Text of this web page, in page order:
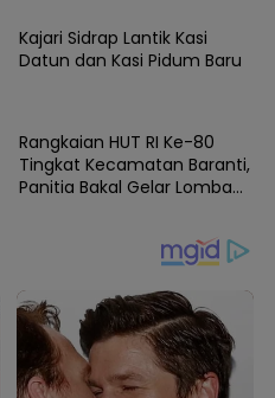
Kajari Sidrap Lantik Kasi
Datun dan Kasi Pidum Baru
Rangkaian HUT RI Ke-80
Tingkat Kecamatan Baranti,
Panitia Bakal Gelar Lomba